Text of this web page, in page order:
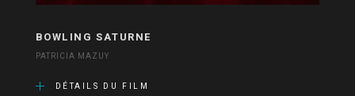
BOWLING SATURNE
PATRICIA MAZUY
DÉTAILS DU FILM